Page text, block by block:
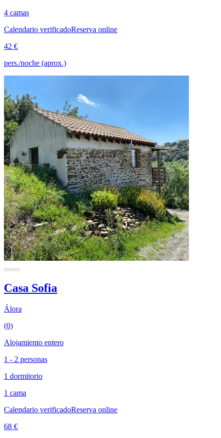
4 camas
Calendario verificadoReserva online
42 €
pers./noche (aprox.)
Casa Sofia
Álora
(0)
Alojamiento entero
1 - 2 personas
1 dormitorio
1 cama
Calendario verificadoReserva online
68 €